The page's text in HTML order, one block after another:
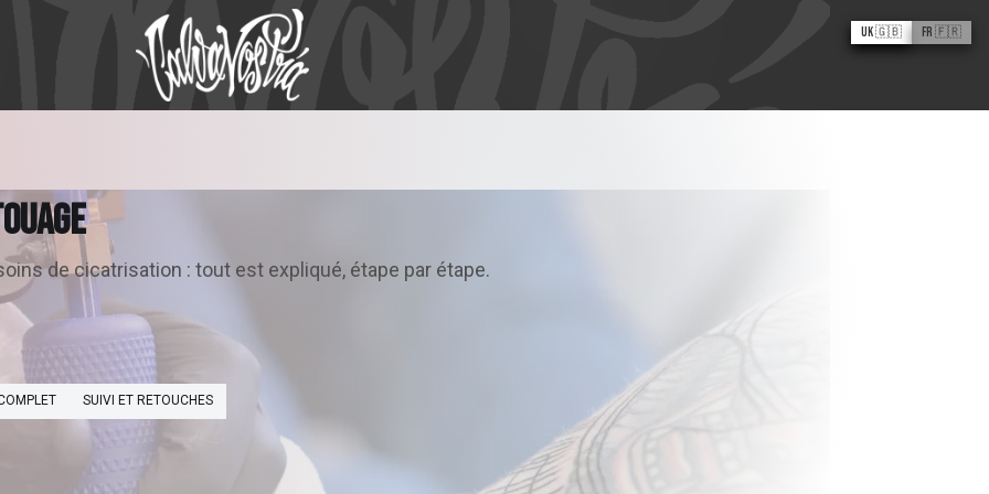
Kid Baz
Tatouages Flash
Le Processus
UK 🇬🇧 FR 🇫🇷
OUAGE
de cicatrisation : tout est expliqué, étape par étape.
SUIVI ET RETOUCHES